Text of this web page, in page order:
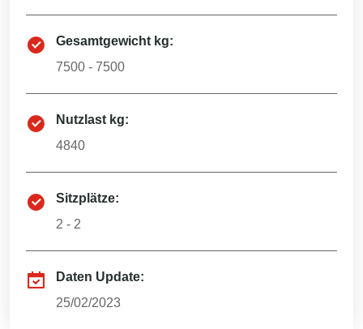
Gesamtgewicht kg:
7500 - 7500
Nutzlast kg:
4840
Sitzplätze:
2 - 2
Daten Update:
25/02/2023